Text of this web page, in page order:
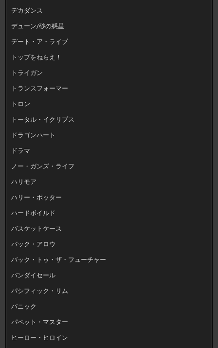
デカダンス
デューン/砂の惑星
デート・ア・ライブ
トップをねらえ！
トライガン
トランスフォーマー
トロン
トータル・イクリプス
ドラゴンハート
ドラマ
ノー・ガンズ・ライフ
ハリモア
ハリー・ポッター
ハードボイルド
バスケットケース
バック・アロウ
バック・トゥ・ザ・フューチャー
バンダイセール
パシフィック・リム
パニック
パペット・マスター
ヒーロー・ヒロイン